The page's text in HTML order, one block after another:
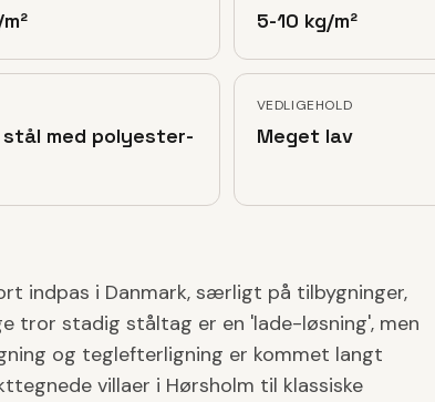
5-10 kg/m²
med polyester-
VEDLIGEHOLD
Meget lav
indpas i Danmark, særligt på tilbygninger,
tror stadig ståltag er en 'lade-løsning', men
og teglefterligning er kommet langt
villaer i Hørsholm til klassiske